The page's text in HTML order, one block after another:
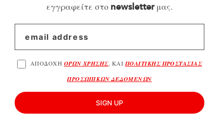
εγγραφείτε στο newsletterμας.
ΑΠΟΔΟΧΗ ΟΡΩΝ ΧΡΗΣΗΣ, ΚΑΙΠΟΛΙΤΙΚΗΣ ΠΡΟΣΤΑΣΙΑΣ
ΠΡΟΣΩΠΙΚΩΝ ΔΕΔΟΜΕΝΩΝ
SIGN UP